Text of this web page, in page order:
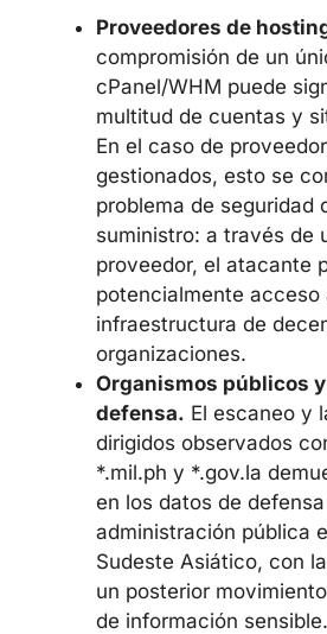
Proveedores de
compromisión de un
cPanel/WHM puede
multitud de cuentas y
En el caso de
gestionados, esto se
problema de seguridad
suministro: a través de
proveedor, el atacante
potencialmente acceso
infraestructura de
organizaciones.
Organismos públicos
defensa. El escaneo y
dirigidos observados
*.mil.ph y *.gov.la
en los datos de
administración pública
Sudeste Asiático, con
un posterior
de información sensible.